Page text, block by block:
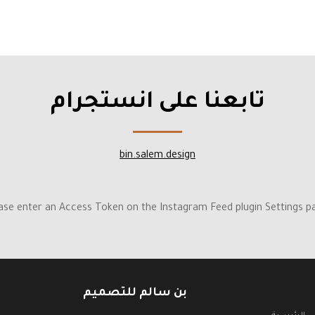
تابعنا على انستجرام
bin.salem.design
enter an Access Token on the Instagram Feed plugin Settings
بن سالم للتصميم